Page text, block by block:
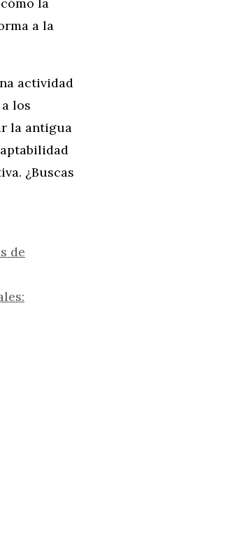
la
a la
actividad
los
la antigua
¿Buscas
de